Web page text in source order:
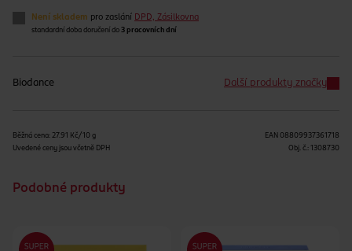
Není skladem pro zaslání DPD, Zásilkovna
standardní doba doručení do 3 pracovních dní
Biodance Další produkty značky
Běžná cena: 27.91 Kč/10 g
Uvedené ceny jsou včetně DPH
EAN 08809937361718
Obj. č.: 1308730
Podobné produkty